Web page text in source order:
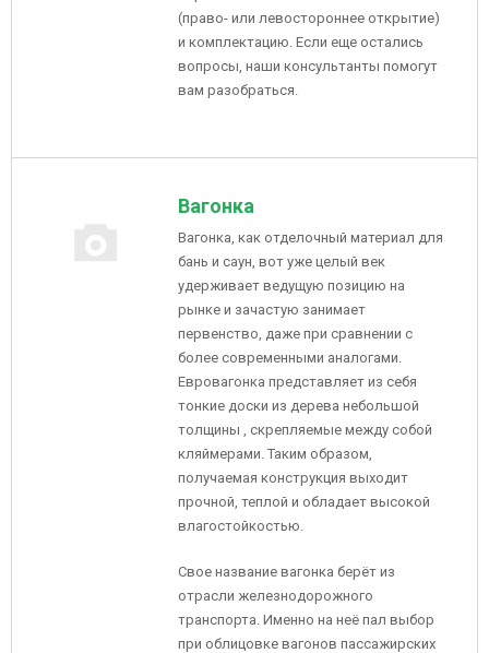
(право- или левостороннее открытие)
и комплектацию. Если еще остались
вопросы, наши консультанты помогут
вам разобраться.
Вагонка
Вагонка, как отделочный материал для
бань и саун, вот уже целый век
удерживает ведущую позицию на
рынке и зачастую занимает
первенство, даже при сравнении с
более современными аналогами.
Евровагонка представляет из себя
тонкие доски из дерева небольшой
толщины , скрепляемые между собой
кляймерами. Таким образом,
получаемая конструкция выходит
прочной, теплой и обладает высокой
влагостойкостью.
Свое название вагонка берёт из
отрасли железнодорожного
транспорта. Именно на неё пал выбор
при облицовке вагонов пассажирских